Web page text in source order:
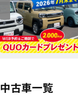
中古車一覧